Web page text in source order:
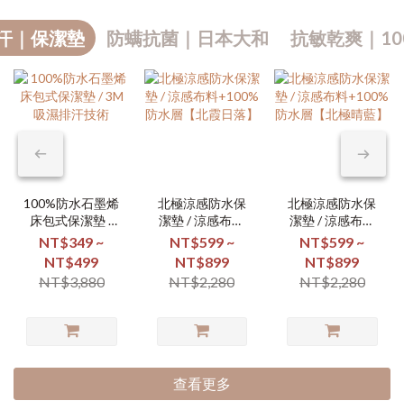
｜保潔墊 防螨抗菌｜日本大和 抗敏乾爽｜
100%防水石墨烯
床包式保潔墊 /
3M吸濕排汗技術
NT$349 ~
NT$499
NT$3,880
北極涼感防水保
潔墊 / 涼感布料
+100%防水層
【北霞日落】
NT$599 ~
NT$899
NT$2,280
北極涼感防水保
潔墊 / 涼感布料
+100%防水層
【北極晴藍】
NT$599 ~
NT$899
NT$2,280
查看更多